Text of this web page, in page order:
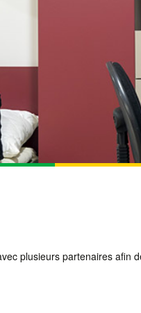
plusieurs partenaires afin